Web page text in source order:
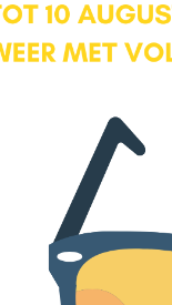
luxe badkamer en
slaapkamer van ca.
extra pluspunt het
Loop je verder via de
riante
kleding overzichtelijk
ruime badkamer,
groot
fijne lichtinval, terwijl